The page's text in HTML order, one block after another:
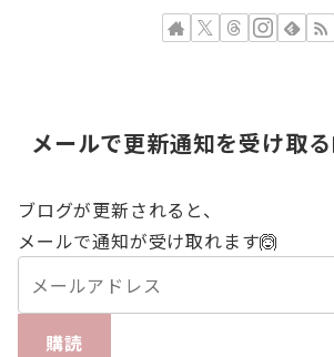
メールで更新通知を受け取
ブログが更新されると、
メールで通知が受け取れます🙆
購読